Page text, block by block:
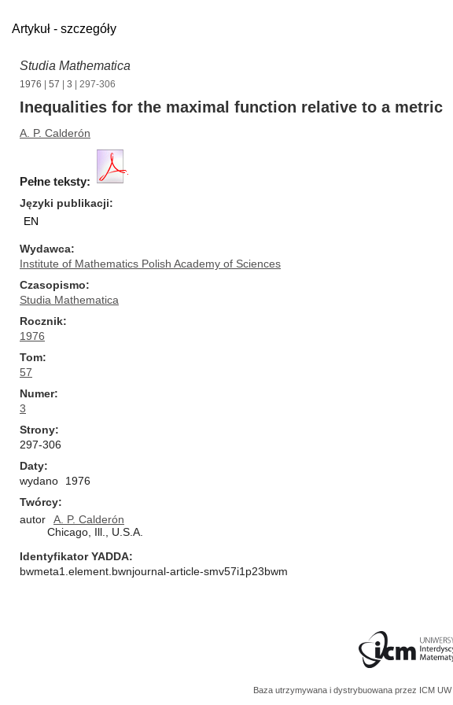
Artykuł - szczegóły
Studia Mathematica
1976 57 3 | 297-306
Inequalities for the maximal function relative to a metric
A. P. Calderón
Pełne teksty:
Języki publikacji
EN
Wydawca
Institute of Mathematics Polish Academy of Sciences
Czasopismo
Studia Mathematica
Rocznik
1976
Tom
57
Numer
3
Strony
297-306
Daty
wydano
1976
Twórcy
autor
A. P. Calderón
Chicago, Ill., U.S.A.
Identyfikator YADDA
bwmeta1.element.bwnjournal-article-smv57i1p23bwm
Baza utrzymywana i dystrybuowana przez ICM UW